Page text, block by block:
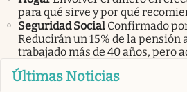
para qué sirve y por qué
Seguridad Social Confirmado
Reducirán un 15% de la pensión
trabajado más de 40 años, pero
Últimas Noticias